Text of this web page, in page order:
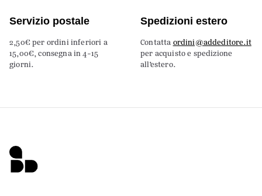
Servizio postale
2,50€ per ordini inferiori a
15,00€, consegna in 4-15
giorni.
Spedizioni estero
Contatta ordini@addeditore.it
per acquisto e spedizione
all’estero.